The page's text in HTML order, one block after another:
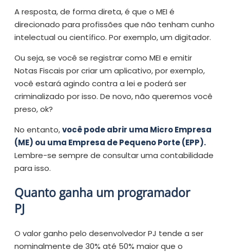
A resposta, de forma direta, é que o MEI é
direcionado para profissões que não tenham cunho
intelectual ou científico. Por exemplo, um digitador.
Ou seja, se você se registrar como MEI e emitir
Notas Fiscais por criar um aplicativo, por exemplo,
você estará agindo contra a lei e poderá ser
criminalizado por isso. De novo, não queremos você
preso, ok?
No entanto,você pode abrir uma Micro Empresa
(ME) ou uma Empresa de Pequeno Porte (EPP).
Lembre-se sempre de consultar uma contabilidade
para isso.
Quanto ganha um programador
PJ
O valor ganho pelo desenvolvedor PJ tende a ser
nominalmente de 30% até 50% maior que o